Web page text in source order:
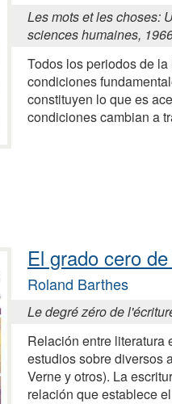
Les mots et les choses:
sciences humaines,
Todos los periodos de
condiciones
constituyen lo que es
condiciones cambian a
El grado cero
Roland Barthes
Le degré zéro de
Relación entre literatura
estudios sobre diversos
Verne y otros). La
relación que establece